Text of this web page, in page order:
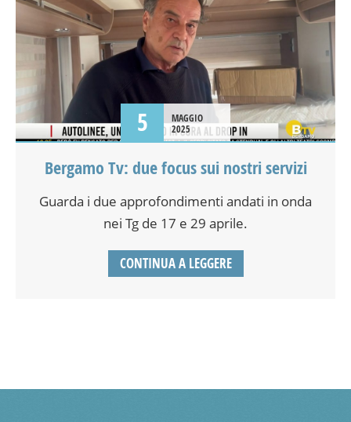
5
MAGGIO
2025
Bergamo Tv: due focus sui nostri servizi
Guarda i due approfondimenti andati in onda
nei Tg de 17 e 29 aprile.
CONTINUA A LEGGERE